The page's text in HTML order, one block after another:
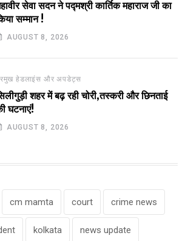
सेवा सदन ने पद्मश्री कार्तिक महाराज जी का
सम्मान !
AUGUST 8, 2026
हेडलाइंस और अपडेट्स
शहर में बढ़ रही चोरी,तस्करी और छिनताई
घटनाएं!
AUGUST 8, 2026
cm mamta court crime news
kolkata news update